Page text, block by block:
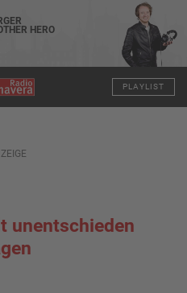
HERO
PLAYLIST
unentschieden